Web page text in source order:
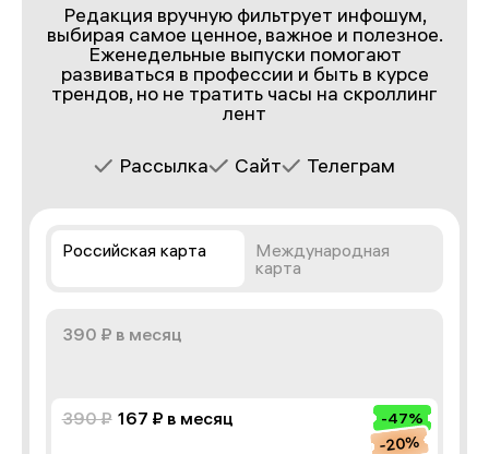
Редакция вручную фильтрует инфошум,
выбирая самое ценное, важное и полезное.
Еженедельные выпуски помогают
развиваться в профессии и быть в курсе
трендов, но не тратить часы на скроллинг
лент
Рассылка Сайт Телеграм
Российская карта
Международная
карта
390 ₽ в месяц
390 ₽ 167 ₽ в месяц -47%
-20%